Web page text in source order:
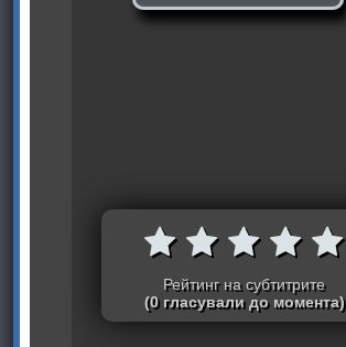
Рейтинг на субтитрите
(0 гласували до момента)